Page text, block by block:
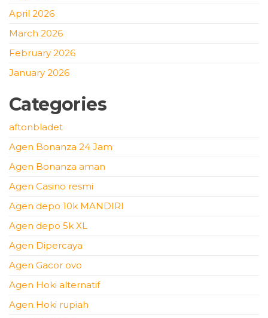
April 2026
March 2026
February 2026
January 2026
Categories
aftonbladet
Agen Bonanza 24 Jam
Agen Bonanza aman
Agen Casino resmi
Agen depo 10k MANDIRI
Agen depo 5k XL
Agen Dipercaya
Agen Gacor ovo
Agen Hoki alternatif
Agen Hoki rupiah